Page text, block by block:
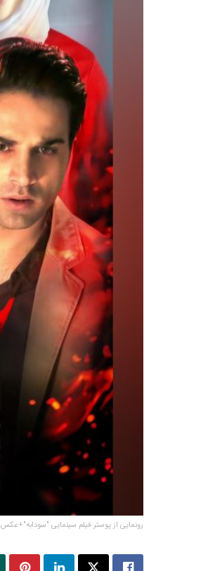
رونمایی از پوستر فیلم سینمایی "سودابه"+عکس